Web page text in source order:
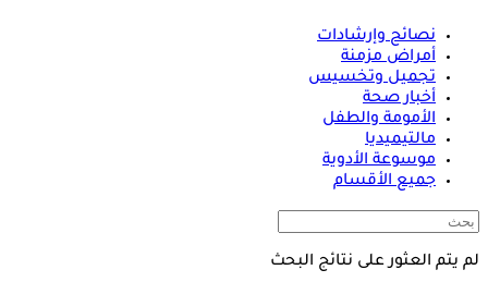
نصائح وإرشادات
أمراض مزمنة
تجميل وتخسيس
أخبار صحة
الأمومة والطفل
مالتيميديا
موسوعة الأدوية
جميع الأقسام
لم يتم العثور على نتائج البحث